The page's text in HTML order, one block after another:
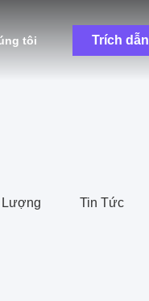
tôi Trích dẫn
Lượng Tin Tức